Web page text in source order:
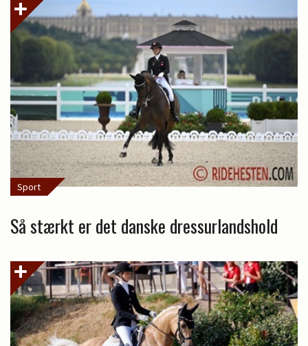
Sport
Så stærkt er det danske dressurlandshold